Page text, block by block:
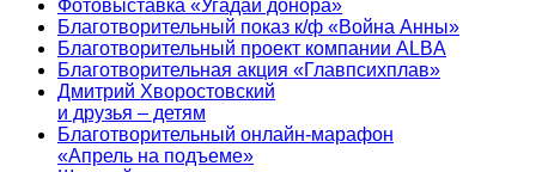
Фотовыставка «Угадай донора»
Благотворительный показ к/ф «Война Анны»
Благотворительный проект компании ALBA
Благотворительная акция «Главпсихплав»
Дмитрий Хворостовский
и друзья – детям
Благотворительный онлайн‑марафон
«Апрель на подъеме»